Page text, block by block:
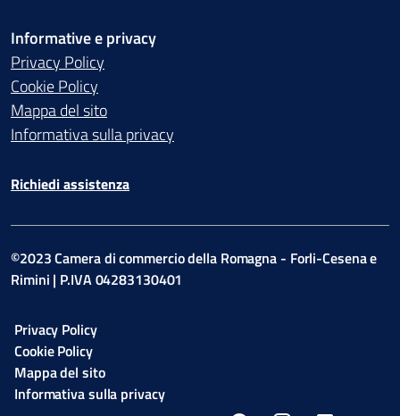
Informative e privacy
Privacy Policy
Cookie Policy
Mappa del sito
Informativa sulla privacy
Richiedi assistenza
©2023 Camera di commercio della Romagna - Forli-Cesena e
Rimini | P.IVA 04283130401
Privacy Policy
Cookie Policy
Mappa del sito
Informativa sulla privacy